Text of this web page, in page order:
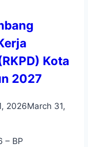
Kota
2027
2026March 31,
– BP